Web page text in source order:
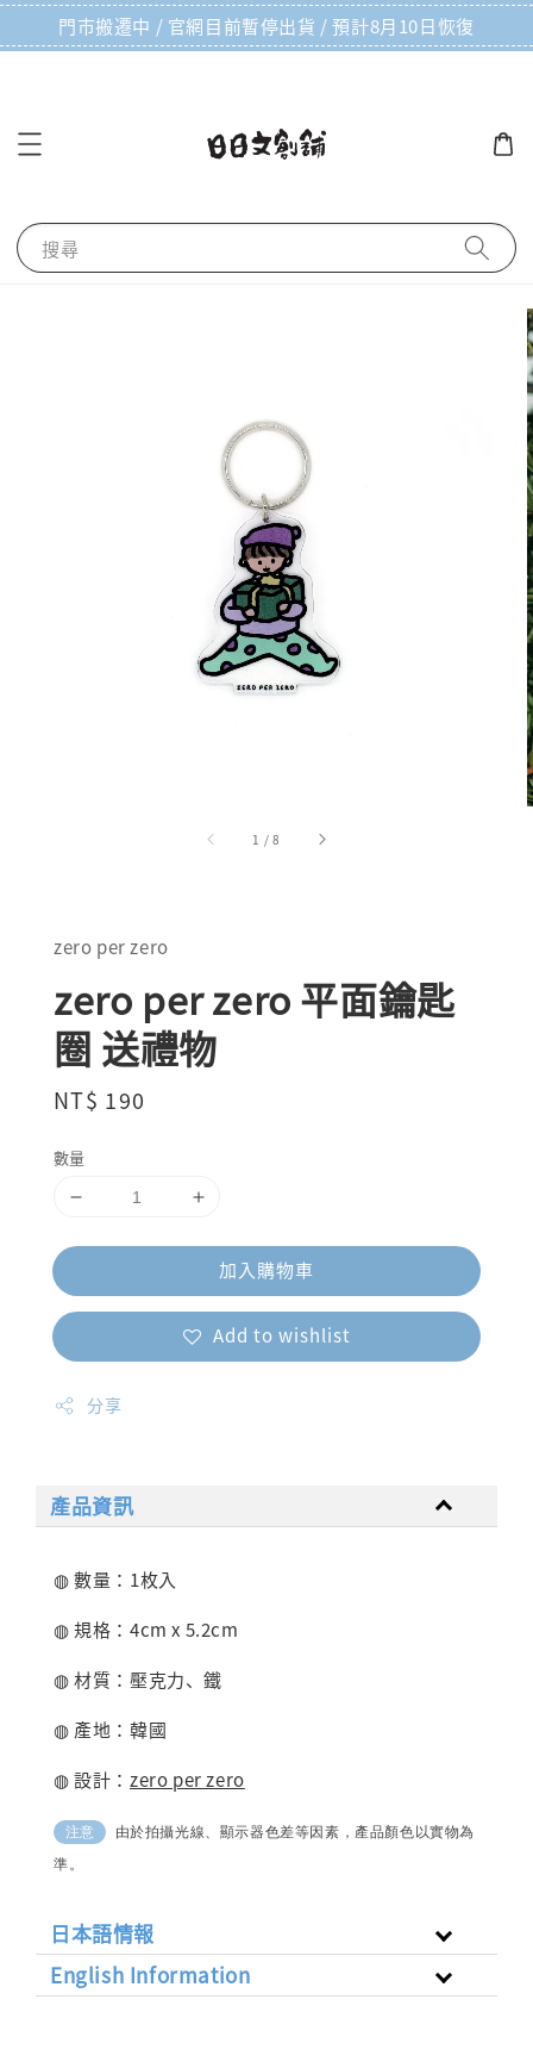
門市搬遷中 / 官網目前暫停出貨 / 預計8月10日恢復
搜尋
1 /8
zero per zero
zero per zero 平面鑰匙
圈 送禮物
Regular
NT$ 190
數量
加入購物車
Add to wishlist
分享
產品資訊
◍ 數量：1枚入
◍ 規格：4cm x 5.2cm
◍ 材質：壓克力、鐵
◍ 產地：韓國
◍ 設計： zero per zero
注意
由於拍攝光線、顯示器色差等因素，產品顏色以實物為
準。
日本語情報
English Information